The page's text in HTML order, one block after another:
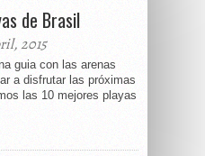
de Brasil
2015
guia con las arenas
a disfrutar las próximas
las 10 mejores playas